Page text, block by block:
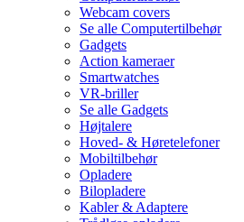
Webcam covers
Se alle Computertilbehør
Gadgets
Action kameraer
Smartwatches
VR-briller
Se alle Gadgets
Højtalere
Hoved- & Høretelefoner
Mobiltilbehør
Opladere
Bilopladere
Kabler & Adaptere